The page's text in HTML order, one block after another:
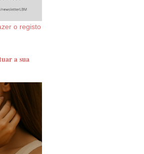
o registo
a sua